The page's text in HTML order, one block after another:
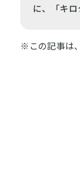
に、「キ
※この記事は